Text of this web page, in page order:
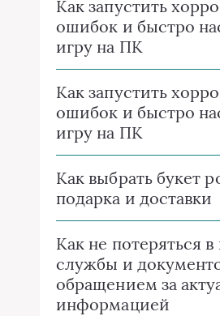
Как запустить
ошибок и быстро
игру на ПК
Как запустить
ошибок и быстро
игру на ПК
Как выбрать букет
подарка и доставки
Как не потеряться в
службы и
обращением за
информацией